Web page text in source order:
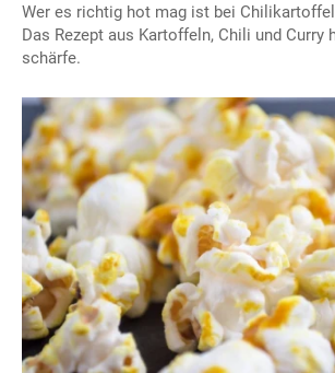
Wer es richtig hot mag ist bei
Das Rezept aus Kartoffeln, Chili und Curry
schärfe.